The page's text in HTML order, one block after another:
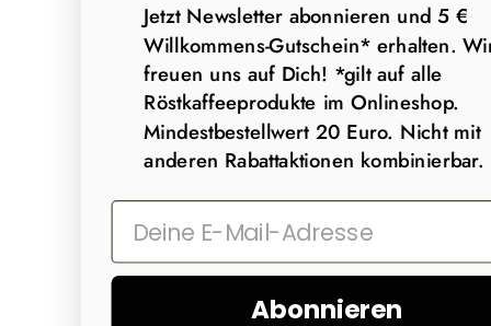
Jetzt Newsletter abonnieren und 5 €
Willkommens-Gutschein* erhalten.
freuen uns auf Dich! *gilt auf alle
Röstkaffeeprodukte im Onlineshop.
Mindestbestellwert 20 Euro. Nicht mit
anderen Rabattaktionen kombinierbar.
Abonnieren